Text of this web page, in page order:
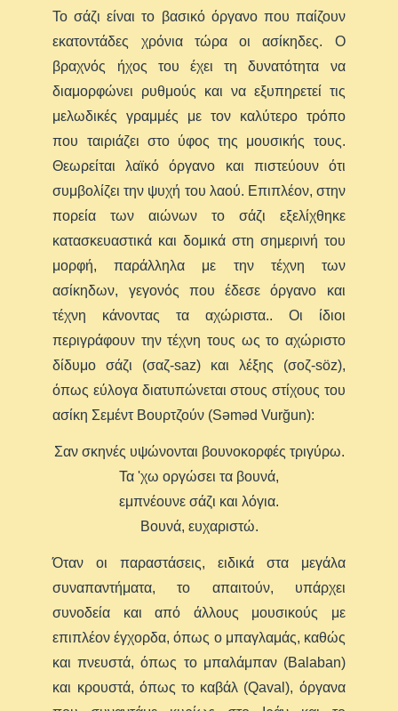
Το σάζι είναι το βασικό όργανο που παίζουν
εκατοντάδες χρόνια τώρα οι ασίκηδες. Ο
βραχνός ήχος του έχει τη δυνατότητα να
διαμορφώνει ρυθμούς και να εξυπηρετεί τις
μελωδικές γραμμές με τον καλύτερο τρόπο
που ταιριάζει στο ύφος της μουσικής τους.
Θεωρείται λαϊκό όργανο και πιστεύουν ότι
συμβολίζει την ψυχή του λαού. Επιπλέον, στην
πορεία των αιώνων το σάζι εξελίχθηκε
κατασκευαστικά και δομικά στη σημερινή του
μορφή, παράλληλα με την τέχνη των
ασίκηδων, γεγονός που έδεσε όργανο και
τέχνη κάνοντας τα αχώριστα.. Οι ίδιοι
περιγράφουν την τέχνη τους ως το αχώριστο
δίδυμο σάζι (σαζ-saz) και λέξης (σοζ-söz),
όπως εύλογα διατυπώνεται στους στίχους του
ασίκη Σεμέντ Βουρτζούν (Səməd Vurğun):
Σαν σκηνές υψώνονται βουνοκορφές τριγύρω.
Τα 'χω οργώσει τα βουνά,
εμπνέουνε σάζι και λόγια.
Βουνά, ευχαριστώ.
Όταν οι παραστάσεις, ειδικά στα μεγάλα
συναπαντήματα, το απαιτούν, υπάρχει
συνοδεία και από άλλους μουσικούς με
επιπλέον έγχορδα, όπως ο μπαγλαμάς, καθώς
και πνευστά, όπως το μπαλάμπαν (Βalaban)
και κρουστά, όπως το καβάλ (Qaval), όργανα